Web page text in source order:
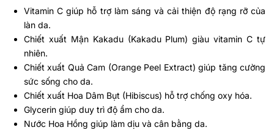
Vitamin C giúp hỗ trợ làm sáng và cải thiện độ rạng rỡ của
làn da.
Chiết xuất Mận Kakadu (Kakadu Plum) giàu vitamin C tự
nhiên.
Chiết xuất Quả Cam (Orange Peel Extract) giúp tăng cường
sức sống cho da.
Chiết xuất Hoa Dâm Bụt (Hibiscus) hỗ trợ chống oxy hóa.
Glycerin giúp duy trì độ ẩm cho da.
Nước Hoa Hồng giúp làm dịu và cân bằng da.